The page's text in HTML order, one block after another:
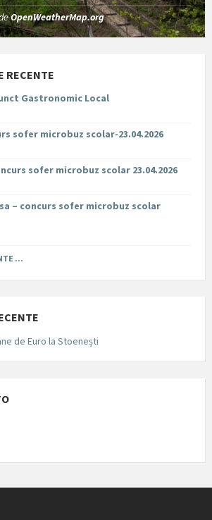
OpenWeatherMap.org
RECENTE
Gastronomic Local
sofer microbuz scolar-23.04.2026
sofer microbuz scolar 23.04.2026
– concurs sofer microbuz scolar
...
de Euro la Stoenești